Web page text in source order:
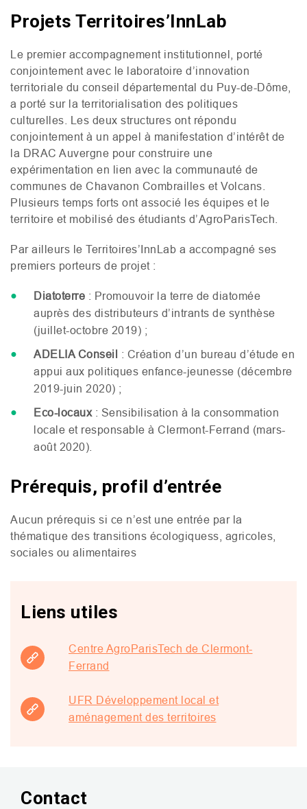
Projets Territoires’InnLab
Le premier accompagnement institutionnel, porté
conjointement avec le laboratoire d’innovation
territoriale du conseil départemental du Puy-de-Dôme,
a porté sur la territorialisation des politiques
culturelles. Les deux structures ont répondu
conjointement à un appel à manifestation d’intérêt de
la DRAC Auvergne pour construire une
expérimentation en lien avec la communauté de
communes de Chavanon Combrailles et Volcans.
Plusieurs temps forts ont associé les équipes et le
territoire et mobilisé des étudiants d’AgroParisTech.
Par ailleurs le Territoires’InnLab a accompagné ses
premiers porteurs de projet :
Diatoterre : Promouvoir la terre de diatomée
auprès des distributeurs d’intrants de synthèse
(juillet-octobre 2019) ;
ADELIAConseil : Création d’un bureau d’étude en
appui aux politiques enfance-jeunesse (décembre
2019-juin 2020) ;
Eco-locaux: Sensibilisation à la consommation
locale et responsable à Clermont-Ferrand (mars-
août 2020).
Prérequis, profil d’entrée
Aucun prérequis si ce n’est une entrée par la
thématique des transitions écologiquess, agricoles,
sociales ou alimentaires
Liens utiles
Centre AgroParisTech de Clermont-
Ferrand
UFR Développement local et
aménagement des territoires
Contact